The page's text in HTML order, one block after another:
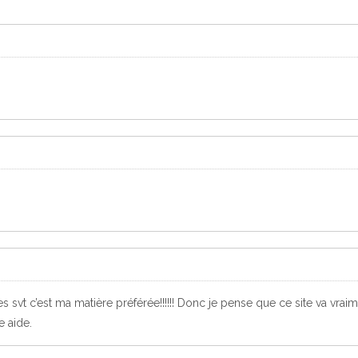
svt c’est ma matière préférée!!!!!! Donc je pense que ce site va
aide.